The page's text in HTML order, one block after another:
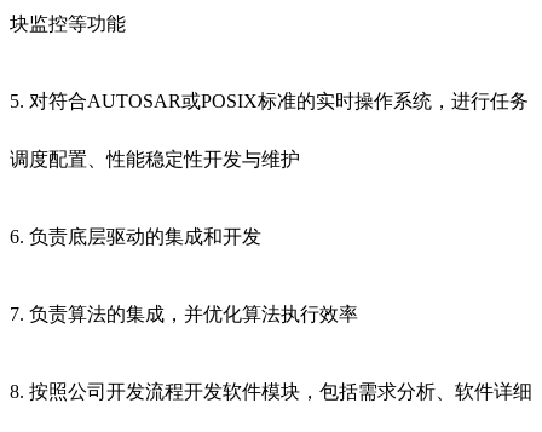
块监控等功能
5. 对符合AUTOSAR或POSIX标准的实时操作系统，进行任务
调度配置、性能稳定性开发与维护
6. 负责底层驱动的集成和开发
7. 负责算法的集成，并优化算法执行效率
8. 按照公司开发流程开发软件模块，包括需求分析、软件详细